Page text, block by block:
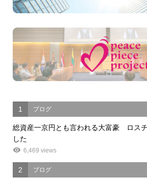
1 ブログ
総資産一京円とも言われる大富豪 ロス
した
6,469 views
2 ブログ